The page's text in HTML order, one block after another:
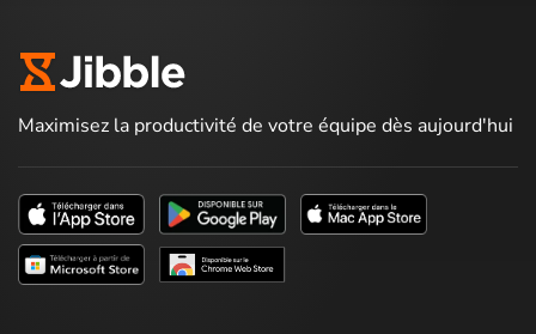
Maximisez la productivité de votre équipe dès aujourd'hui